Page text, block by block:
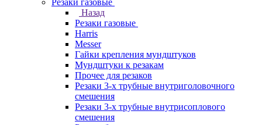
Резаки газовые
Назад
Резаки газовые
Harris
Messer
Гайки крепления мундштуков
Мундштуки к резакам
Прочее для резаков
Резаки 3-х трубные внутриголовочного
смешения
Резаки 3-х трубные внутрисоплового
смешения